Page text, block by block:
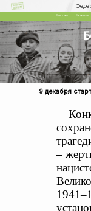
О проекте Конкурсы
9 декабря
–